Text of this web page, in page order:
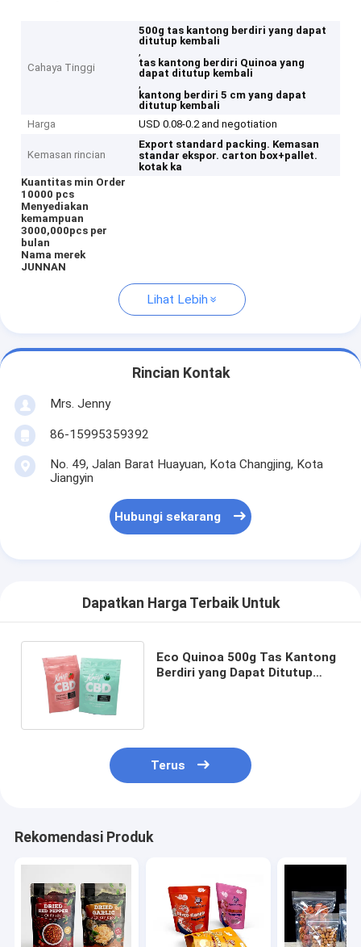
Cahaya Tinggi
500g tas kantong berdiri yang dapat
ditutup kembali
,
tas kantong berdiri Quinoa yang
dapat ditutup kembali
,
kantong berdiri 5 cm yang dapat
ditutup kembali
Harga
USD 0.08-0.2 and negotiation
Kemasan rincian
Export standard packing. Kemasan
standar ekspor. carton box+pallet.
kotak ka
Kuantitas min Order
10000 pcs
Menyediakan
kemampuan
3000,000pcs per
bulan
Nama merek
JUNNAN
Lihat Lebih
Rincian Kontak
Mrs. Jenny
86-15995359392
No. 49, Jalan Barat Huayuan, Kota Changjing, Kota
Jiangyin
Hubungi sekarang
Dapatkan Harga Terbaik Untuk
Eco Quinoa 500g Tas Kantong
Berdiri yang Dapat Ditutup
Terus
Rekomendasi Produk